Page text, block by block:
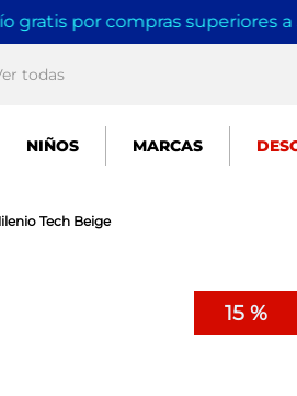
gratis por compras superiores a
todas
NIÑOS MARCAS
Tech Beige
15 %